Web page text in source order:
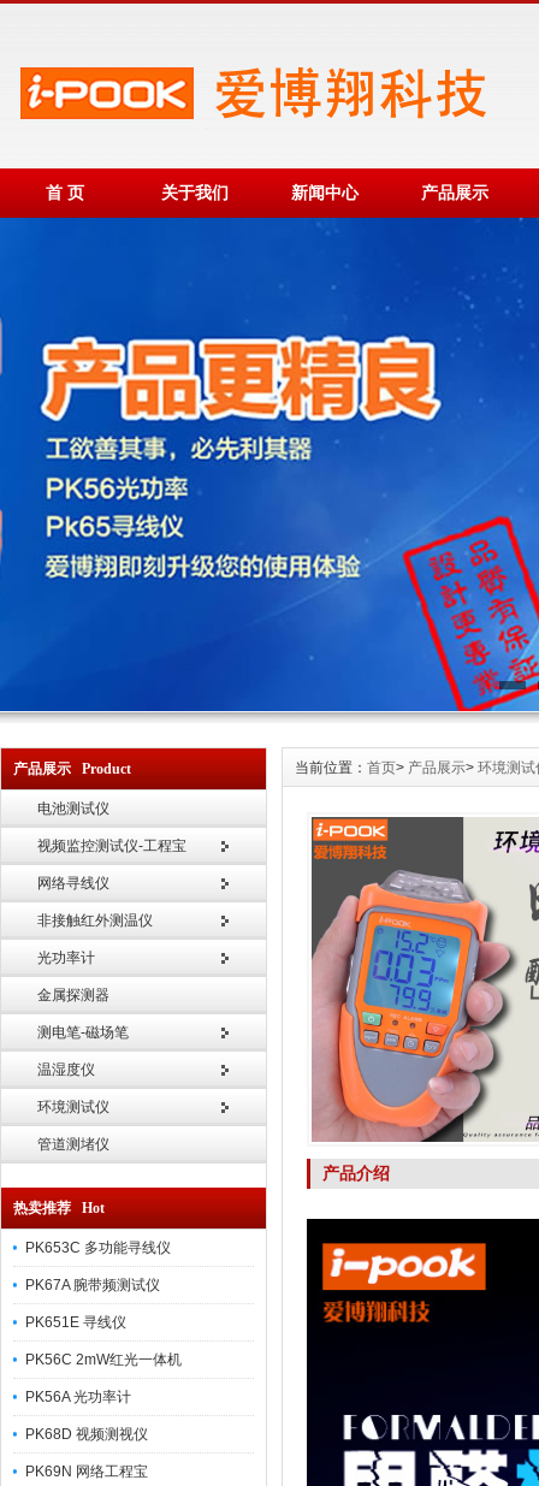
首 页 关于我们 新闻中心 产品展示
产品展示 Product
电池测试仪
视频监控测试仪-工程宝
网络寻线仪
非接触红外测温仪
光功率计
金属探测器
测电笔-磁场笔
温湿度仪
环境测试仪
管道测堵仪
热卖推荐 Hot
PK653C 多功能寻线仪
PK67A 腕带频测试仪
PK651E 寻线仪
PK56C 2mW红光一体机
PK56A 光功率计
PK68D 视频测视仪
PK69N 网络工程宝
当前位置： 首页> 产品展示> 环境测试
产品介绍